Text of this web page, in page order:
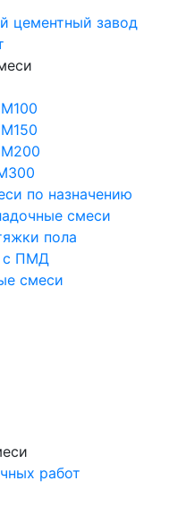
цементный завод
М200
по назначению
смеси
пола
с ПМД
смеси
работ